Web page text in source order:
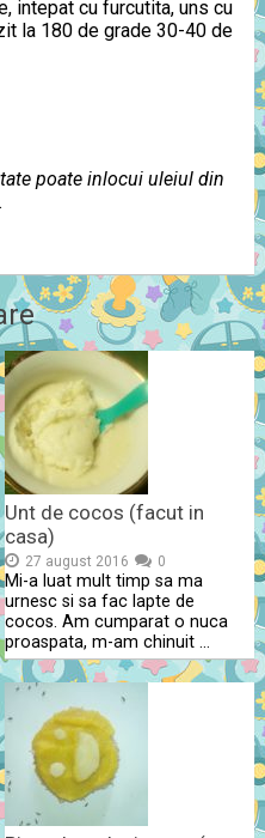
intepat cu furcutita, uns cu
la 180 de grade 30-40 de
poate inlocui uleiul din
Unt de cocos (facut in
casa)
27 august 2016 0
Mi-a luat mult timp sa ma
urnesc si sa fac lapte de
cocos. Am cumparat o nuca
proaspata, m-am chinuit …